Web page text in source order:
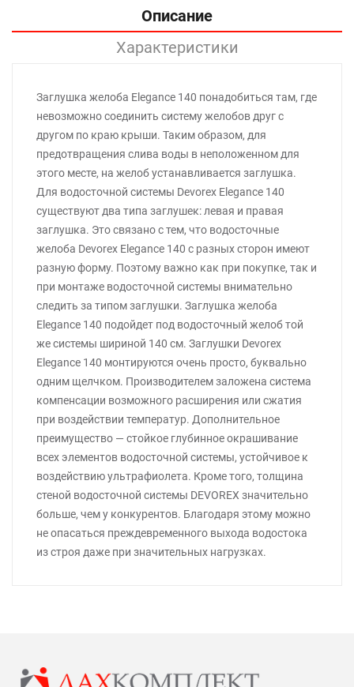
Описание
Характеристики
Заглушка желоба Elegance 140 понадобиться там, где
невозможно соединить систему желобов друг с
другом по краю крыши. Таким образом, для
предотвращения слива воды в неположенном для
этого месте, на желоб устанавливается заглушка.
Для водосточной системы Devorex Elegance 140
существуют два типа заглушек: левая и правая
заглушка. Это связано с тем, что водосточные
желоба Devorex Elegance 140 с разных сторон имеют
разную форму. Поэтому важно как при покупке, так и
при монтаже водосточной системы внимательно
следить за типом заглушки. Заглушка желоба
Elegance 140 подойдет под водосточный желоб той
же системы шириной 140 см. Заглушки Devorex
Elegance 140 монтируются очень просто, буквально
одним щелчком. Производителем заложена система
компенсации возможного расширения или сжатия
при воздействии температур. Дополнительное
преимущество — стойкое глубинное окрашивание
всех элементов водосточной системы, устойчивое к
воздействию ультрафиолета. Кроме того, толщина
стеной водосточной системы DEVOREX значительно
больше, чем у конкурентов. Благодаря этому можно
не опасаться преждевременного выхода водостока
из строя даже при значительных нагрузках.